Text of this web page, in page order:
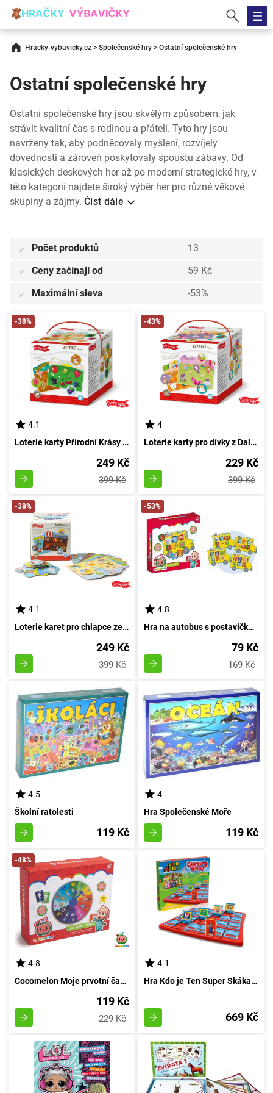
Hracky-vybavicky.cz > Společenské hry > Ostatní společenské hry
Ostatní společenské hry
Ostatní společenské hry jsou skvělým způsobem, jak
strávit kvalitní čas s rodinou a přáteli. Tyto hry jsou
navrženy tak, aby podněcovaly myšlení, rozvíjely
dovednosti a zároveň poskytovaly spoustu zábavy. Od
klasických deskových her až po moderní strategické hry, v
této kategorii najdete široký výběr her pro různé věkové
skupiny a zájmy. Číst dále
✅ Počet produktů 13
✅ Ceny začínají od 59 Kč
✅ Maximální sleva -53%
-38%
4.1
Loterie karty Přírodní Krásy Země Dálkové
249 Kč
399 Kč
-43%
4
Loterie karty pro dívky z Daleké Země
229 Kč
399 Kč
-38%
4.1
Loterie karet pro chlapce ze Země dalekých dobrodružství
249 Kč
399 Kč
-53%
4.8
Hra na autobus s postavičkami z Cocomelonu - Bingo Město
79 Kč
169 Kč
4.5
Školní ratolesti
119 Kč
4
Hra Společenské Moře
119 Kč
-48%
4.8
Cocomelon Moje prvotní časomíra
119 Kč
229 Kč
4.1
Hra Kdo je Ten Super Skákající Přítel
669 Kč